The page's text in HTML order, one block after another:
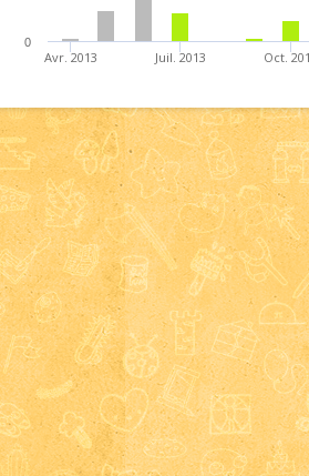
Avr. 2013 Juil. 2013 Oct.
0